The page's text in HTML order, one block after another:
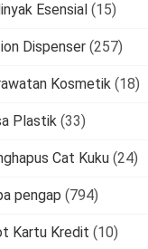
Esensial (15)
Dispenser (257)
Kosmetik (18)
Plastik (33)
Cat Kuku (24)
pengap (794)
Kartu Kredit (10)